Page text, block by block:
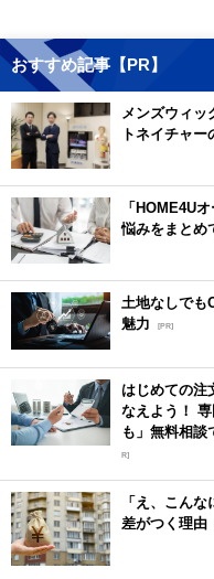
おすすめ記事【PR】
メンズウィ
トネイチャー
「HOME4U
悩みをまとめ
土地なしでも
魅力
[PR]
はじめての注
なえよう！
も」無料相談
R]
「え、こん
差がつく理由